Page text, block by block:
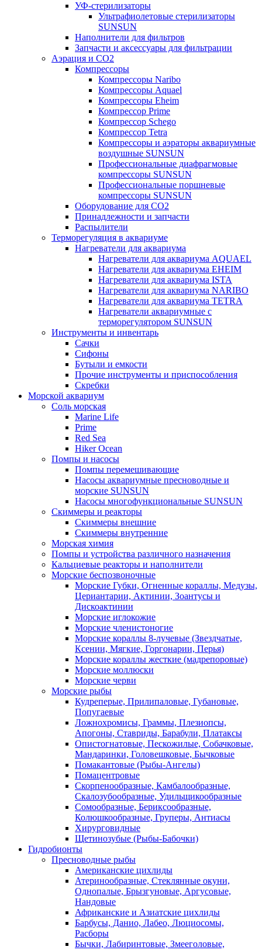
УФ-стерилизаторы
Ультрафиолетовые стерилизаторы
SUNSUN
Наполнители для фильтров
Запчасти и аксессуары для фильтрации
Аэрация и CO2
Компрессоры
Компрессоры Naribo
Компрессоры Aquael
Компрессоры Eheim
Компрессор Prime
Компрессор Schego
Компрессор Tetra
Компрессоры и аэраторы аквариумные
воздушные SUNSUN
Профессиональные диафрагмовые
компрессоры SUNSUN
Профессиональные поршневые
компрессоры SUNSUN
Оборудование для CO2
Принадлежности и запчасти
Распылители
Терморегуляция в аквариуме
Нагреватели для аквариума
Нагреватели для аквариума AQUAEL
Нагреватели для аквариума EHEIM
Нагреватели для аквариума ISTA
Нагреватели для аквариума NARIBO
Нагреватели для аквариума TETRA
Нагреватели аквариумные с
терморегулятором SUNSUN
Инструменты и инвентарь
Сачки
Сифоны
Бутыли и емкости
Прочие инструменты и приспособления
Скребки
Морской аквариум
Соль морская
Marine Life
Prime
Red Sea
Hiker Ocean
Помпы и насосы
Помпы перемешивающие
Насосы аквариумные пресноводные и
морские SUNSUN
Насосы многофункциональные SUNSUN
Скиммеры и реакторы
Скиммеры внешние
Скиммеры внутренние
Морская химия
Помпы и устройства различного назначения
Кальциевые реакторы и наполнители
Морские беспозвоночные
Морские Губки, Огненные кораллы, Медузы,
Цериантарии, Актинии, Зоантусы и
Дискоактинии
Морские иглокожие
Морские членистоногие
Морские кораллы 8-лучевые (Звездчатые,
Ксении, Мягкие, Горгонарии, Перья)
Морские кораллы жесткие (мадрепоровые)
Морские моллюски
Морские черви
Морские рыбы
Кудреперые, Прилипаловые, Губановые,
Попугаевые
Ложнохромисы, Граммы, Плезиопсы,
Апогоны, Ставриды, Барабули, Платаксы
Опистогнатовые, Пескожилые, Собачковые,
Мандаринки, Головешковые, Бычковые
Помакантовые (Рыбы-Ангелы)
Помацентровые
Скорпенообразные, Камбалообразные,
Скалозубообразные, Удильщикообразные
Сомообразные, Бериксообразные,
Колюшкообразные, Груперы, Антиасы
Хирурговидные
Щетинозубые (Рыбы-Бабочки)
Гидробионты
Пресноводные рыбы
Американские цихлиды
Атеринообразные, Стеклянные окуни,
Однопалые, Брызгуновые, Аргусовые,
Нандовые
Африканские и Азиатские цихлиды
Барбусы, Данио, Лабео, Люциосомы,
Расборы
Бычки, Лабиринтовые, Змееголовые,